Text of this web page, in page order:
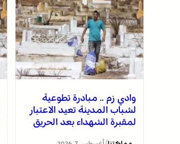
وادي زم .. مبادرة تطوعية
لشباب المدينة تعيد الاعتبار
لمقبرة الشهداء بعد الحريق